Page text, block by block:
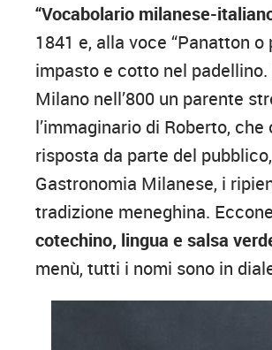
“Vocabolario milanese-
1841 e, alla voce “Panatton
impasto e cotto nel
Milano nell’800 un parente
l’immaginario di Roberto,
risposta da parte del
Gastronomia Milanese, i
tradizione meneghina.
cotechino, lingua e salsa
menù, tutti i nomi sono in